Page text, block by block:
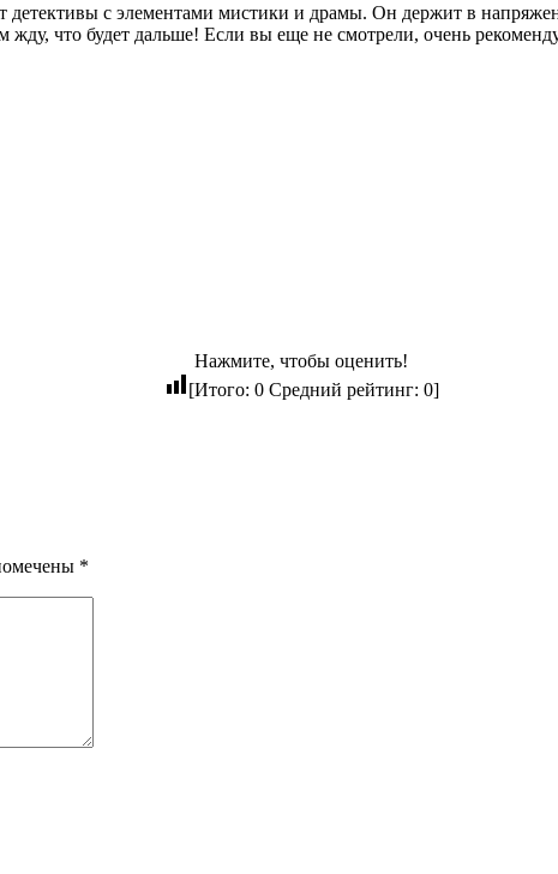
с элементами мистики и драмы. Он держит в
жду, что будет дальше! Если вы еще не смотрели, очень
Нажмите, чтобы оценить!
[Итого: 0Средний рейтинг: 0]
*